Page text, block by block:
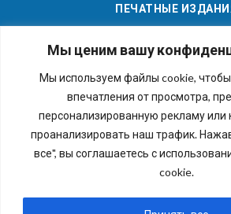
Мы ценим вашу
Мы используем файлы cookie,
впечатления от просмотра,
персонализированную рекламу или
проанализировать наш трафик.
все", вы соглашаетесь с
cookie.
ПЕЧАТНЫЕ
Последние номера наших
Copyright © 2026 Внутригородское
образование города федерального